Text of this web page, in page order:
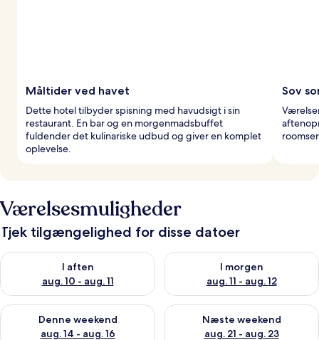
Måltider ved havet
Dette hotel tilbyder spisning med havudsigt i sin
restaurant. En bar og en morgenmadsbuffet
fuldender det kulinariske udbud og giver en komplet
oplevelse.
Sov
Værelsesmuligheder
Tjek tilgængelighed for disse datoer
I aften
aug. 10 - aug. 11
Tjek tilgængelighed for i aften aug. 10 - aug. 11
I morgen
aug. 11 - aug. 12
Tjek tilgængelighed for i
Denne weekend
aug. 14 - aug. 16
Tjek tilgængelighed for denne weekend aug. 14 - aug. 16
Næste weekend
aug. 21 - aug. 23
Tjek tilgængelighed for næste